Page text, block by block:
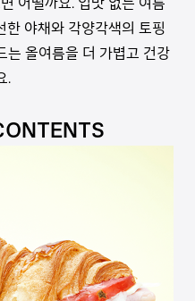
한 야채와 각양각색의 토핑
는 올여름을 더 가볍고 건강
.